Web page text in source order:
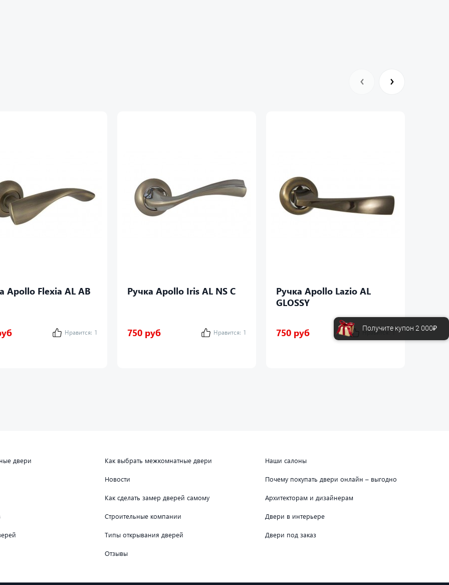
Apollo Flexia AL AB
Нравится: 1
Ручка Apollo Iris AL NS C
750 руб Нравится: 1
Ручка Apollo Lazio AL
GLOSSY
750 руб Нравится: 1 750
двери Как выбрать межкомнатные двери Наши салоны
Новости Почему покупать двери онлайн – выгодно
Как сделать замер дверей самому Архитекторам и дизайнерам
Строительные компании Двери в интерьере
Типы открывания дверей Двери под заказ
Отзывы
Получите купон 2 000₽